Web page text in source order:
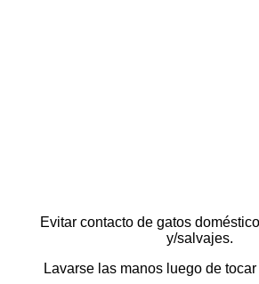
Evitar contacto de gatos
y/salvajes.
Lavarse las manos luego de